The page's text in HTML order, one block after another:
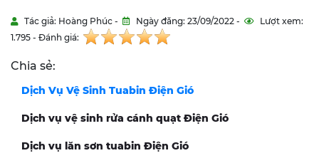
Tác giả: Hoàng Phúc - Ngày đăng: 23/09/2022 -
Lượt xem:
1.795 - Đánh giá:
Chia sẻ:
Dịch Vụ Vệ Sinh Tuabin Điện Gió
Dịch vụ vệ sinh rửa cánh quạt Điện Gió
Dịch vụ lăn sơn tuabin Điện Gió